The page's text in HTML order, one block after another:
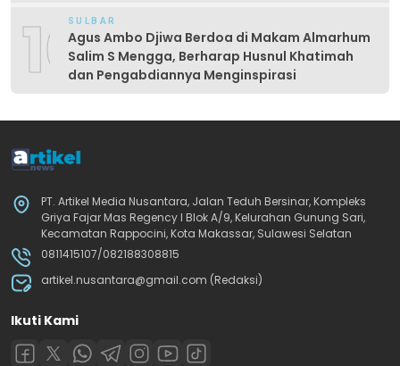
10SULBAR
Agus Ambo Djiwa Berdoa di Makam Almarhum
Salim S Mengga, Berharap Husnul Khatimah
dan Pengabdiannya Menginspirasi
PT. Artikel Media Nusantara, Jalan Teduh Bersinar, Kompleks
Griya Fajar Mas Regency I Blok A/9, Kelurahan Gunung Sari,
Kecamatan Rappocini, Kota Makassar, Sulawesi Selatan
0811415107/082188308815
artikel.nusantara@gmail.com (Redaksi)
Ikuti Kami